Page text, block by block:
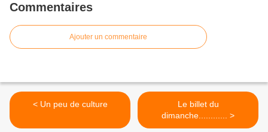
Commentaires
Ajouter un commentaire
< Un peu de culture
Le billet du
dimanche............ >